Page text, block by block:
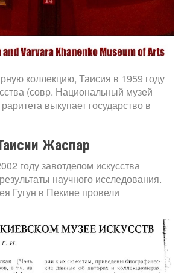
коллекцию, Таисия в 1959 году
(совр. Национальный музей
выкупает государство в
Жаспар
году завотделом искусства
научного исследования.
Гугун в Пекине провели